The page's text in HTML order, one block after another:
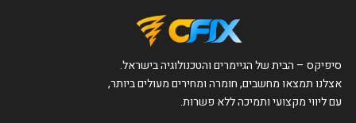
סיפיקס – הבית של הגיימרים והטכנולוגיה בישראל.
אצלנו תמצאו מחשבים, חומרה ומחירים מעולים ביותר,
עם ליווי מקצועי ותמיכה ללא פשרות.